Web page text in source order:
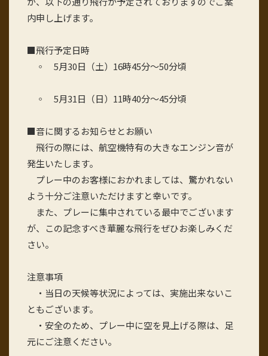
内申し上げます。
■飛行予定日時
◦ 5月30日（土）16時45分～50分頃
◦ 5月31日（日）11時40分～45分頃
■音に関するお知らせとお願い
飛行の際には、航空機特有の大きなエンジン音が
発生いたします。
プレー中のお客様におかれましては、驚かれない
よう十分ご注意いただけますと幸いです。
また、プレーに集中されている最中でございます
が、この記念すべき華麗な飛行をぜひお楽しみくだ
さい。
注意事項
・当日の天候等状況によっては、実施出来ないこ
ともございます。
・安全のため、プレー中に空を見上げる際は、足
元にご注意ください。